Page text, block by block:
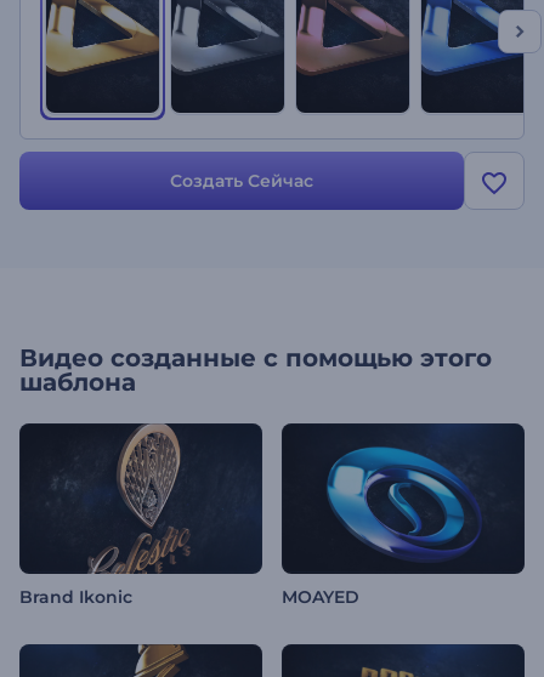
Создать Сейчас
Видео созданные с помощью этого
шаблона
Brand Ikonic MOAYED